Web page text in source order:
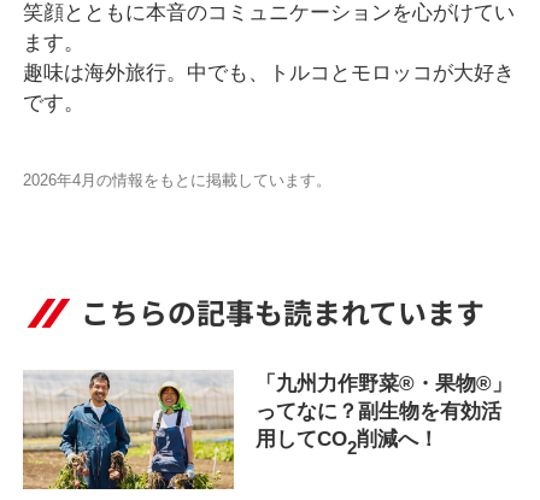
笑顔とともに本音のコミュニケーションを心がけてい
ます。
趣味は海外旅行。中でも、トルコとモロッコが大好き
です。
2026年4月の情報をもとに掲載しています。
こちらの記事も読まれています
「九州力作野菜®・果物®」
ってなに？副生物を有効活
用してCO2削減へ！